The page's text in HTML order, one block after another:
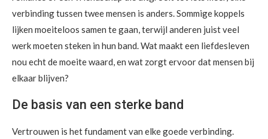
verbinding tussen twee mensen is anders. Sommige koppels
lijken moeiteloos samen te gaan, terwijl anderen juist veel
werk moeten steken in hun band. Wat maakt een liefdesleven
nou echt de moeite waard, en wat zorgt ervoor dat mensen bij
elkaar blijven?
De basis van een sterke band
Vertrouwen is het fundament van elke goede verbinding.